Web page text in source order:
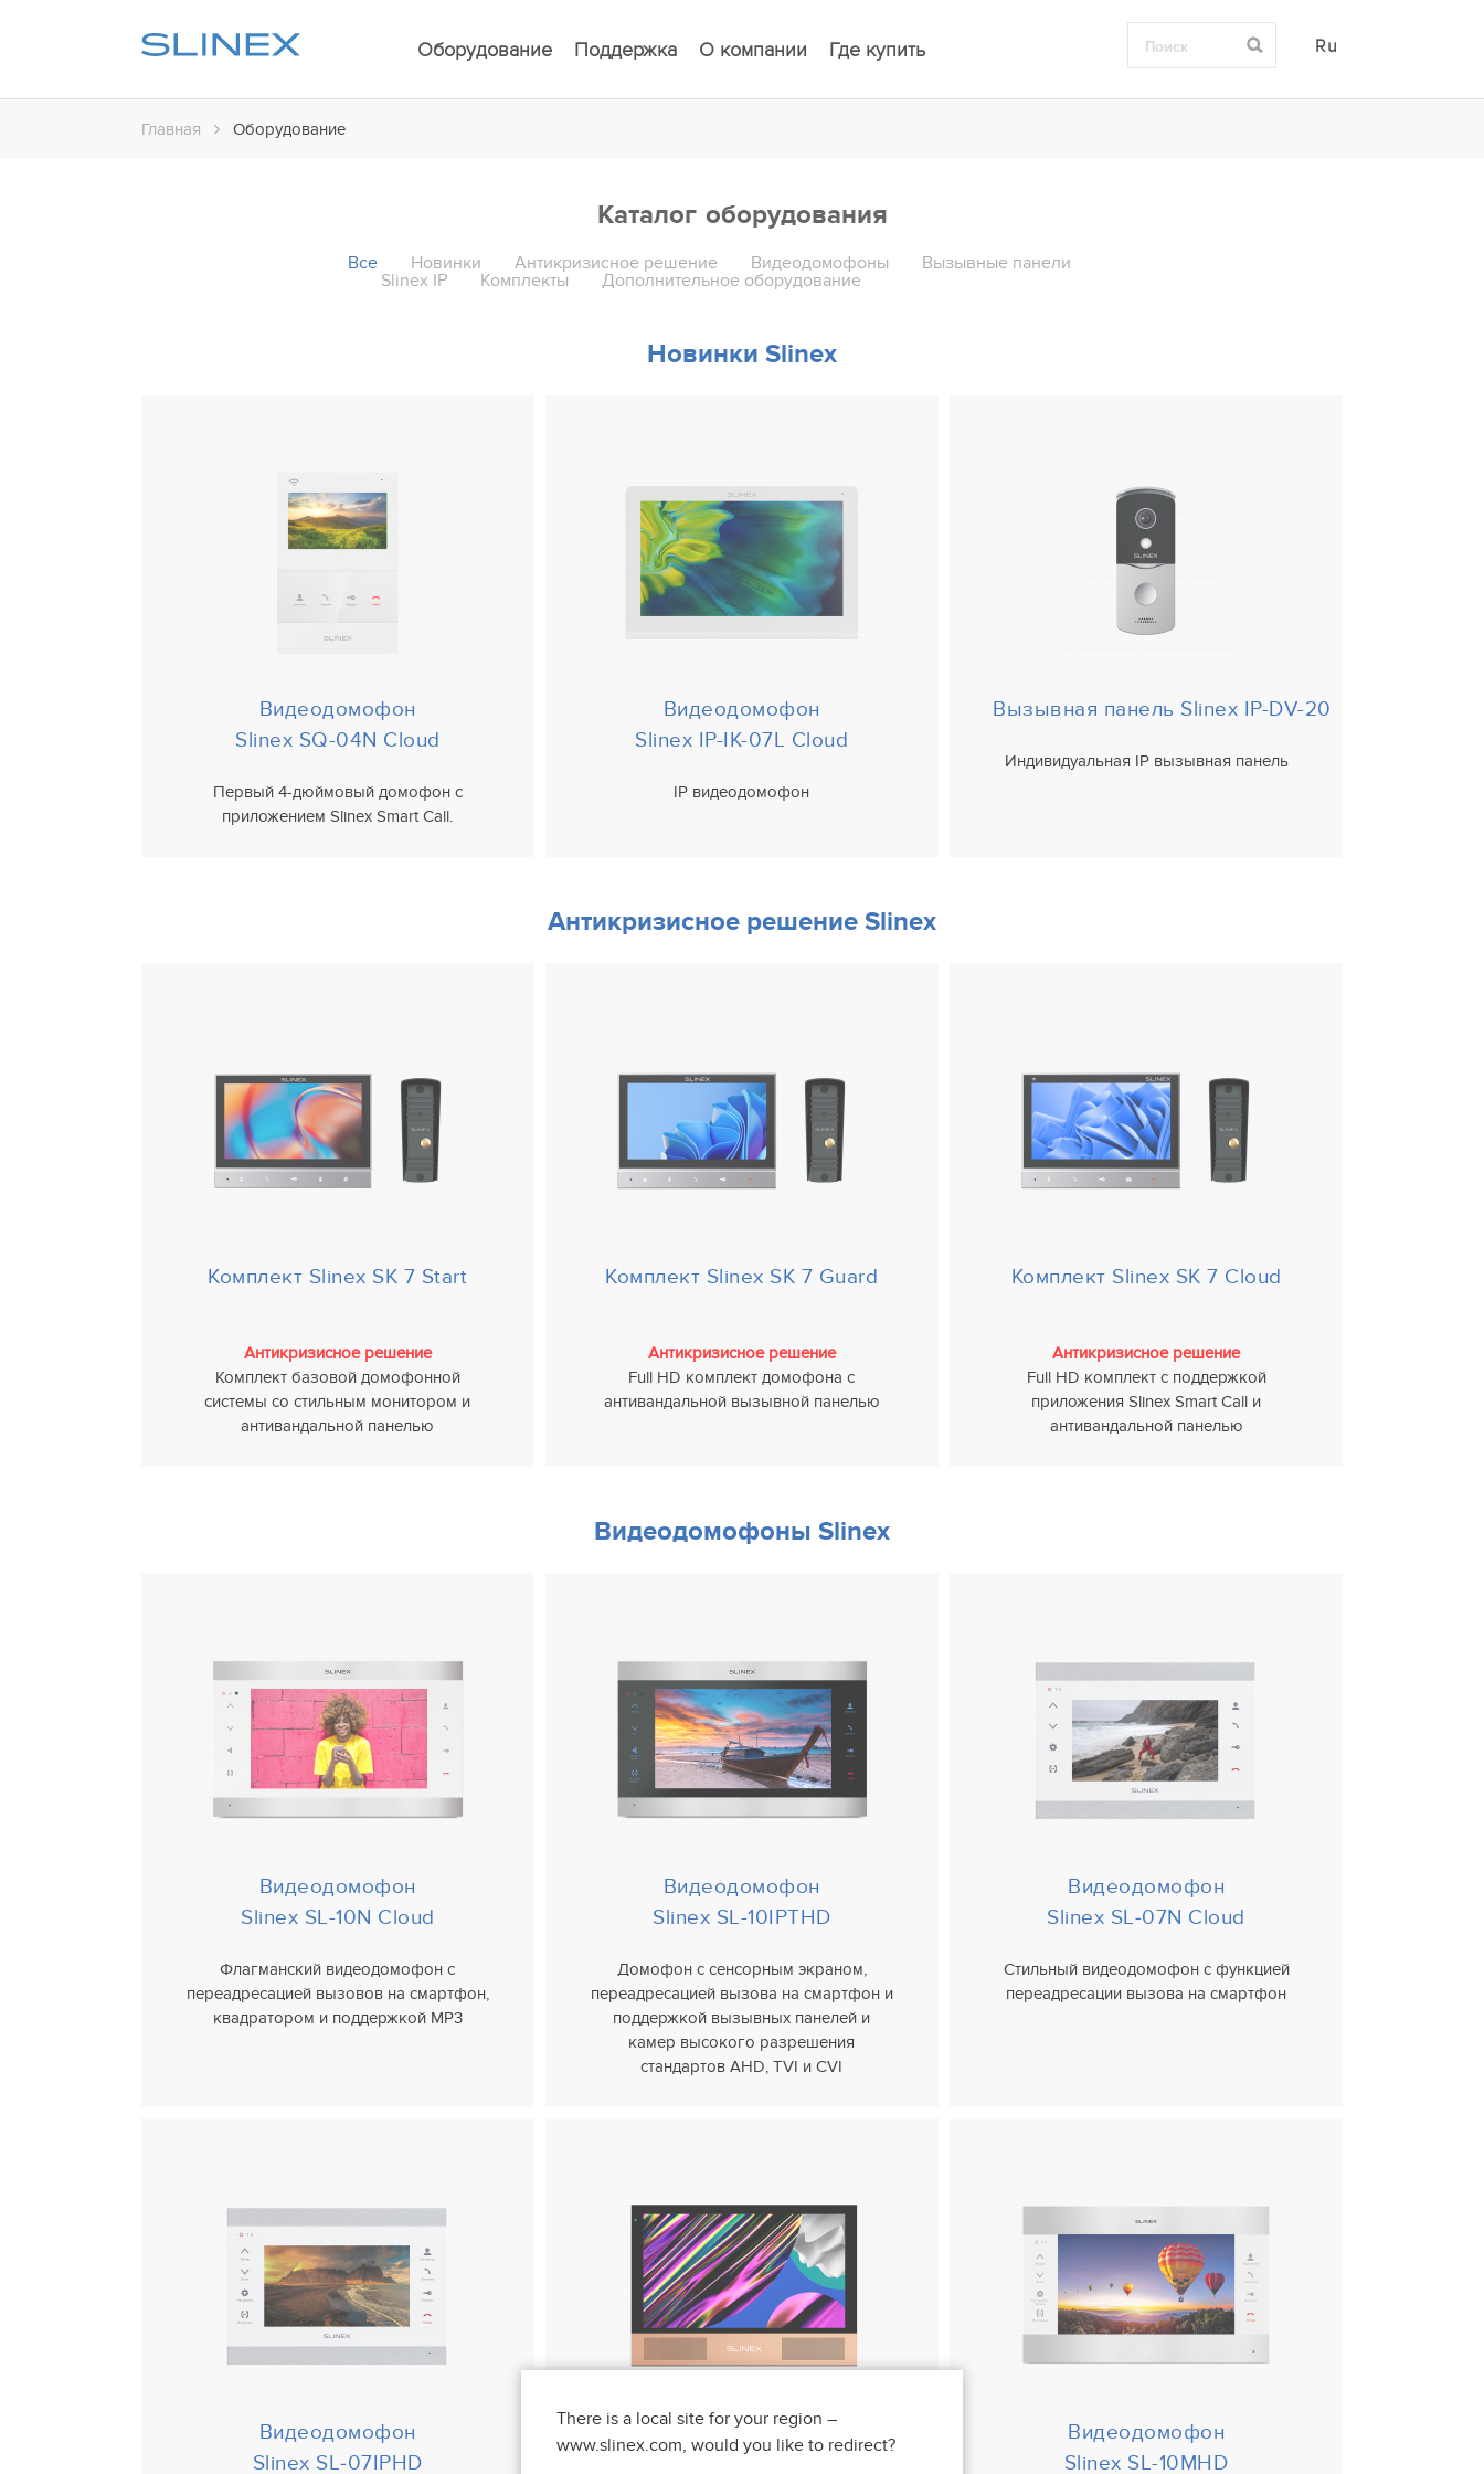
Оборудование Поддержка О компании Где купить Ru
Главная Оборудование
Каталог оборудования
Все Новинки Антикризисное решение Видеодомофоны
Вызывные панели
Slinex IP
Комплекты Дополнительное оборудование
Новинки Slinex
Видеодомофон
Slinex SQ-04N Cloud
Первый 4-дюймовый домофон с
приложением Slinex Smart Call.
Видеодомофон
Slinex IP-IK-07L Cloud
IP видеодомофон
Вызывная панель Slinex IP-DV-20
Индивидуальная IP вызывная панель
Антикризисное решение Slinex
Комплект Slinex SK 7 Start
Антикризисное решение
Комплект базовой домофонной
системы со стильным монитором и
антивандальной панелью
Комплект Slinex SK 7 Guard
Антикризисное решение
Full HD комплект домофона с
антивандальной вызывной панелью
Комплект Slinex SK 7 Cloud
Антикризисное решение
Full HD комплект с поддержкой
приложения Slinex Smart Call и
антивандальной панелью
Видеодомофоны Slinex
Видеодомофон
Slinex SL-10N Cloud
Флагманский видеодомофон с
переадресацией вызовов на смартфон,
квадратором и поддержкой MP3
Видеодомофон
Slinex SL-10IPTHD
Домофон с сенсорным экраном,
переадресацией вызова на смартфон и
поддержкой вызывных панелей и
камер высокого разрешения
стандартов AHD, TVI и CVI
Видеодомофон
Slinex SL‑07N Cloud
Стильный видеодомофон с функцией
переадресации вызова на смартфон
Видеодомофон
Slinex SL‑07IPHD
Видеодомофон Sonik 10
Видеодомофон
Slinex SL-10MHD
There is a local site for your region –
www.slinex.com, would you like to redirect?